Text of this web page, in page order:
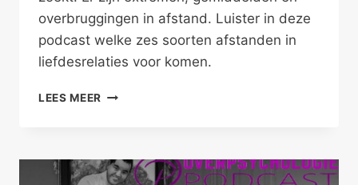
overbruggingen in afstand. Luister in deze
podcast welke zes soorten afstanden in
liefdesrelaties voor komen.
LEES MEER AFSTAND
EN
VERKLEINEN